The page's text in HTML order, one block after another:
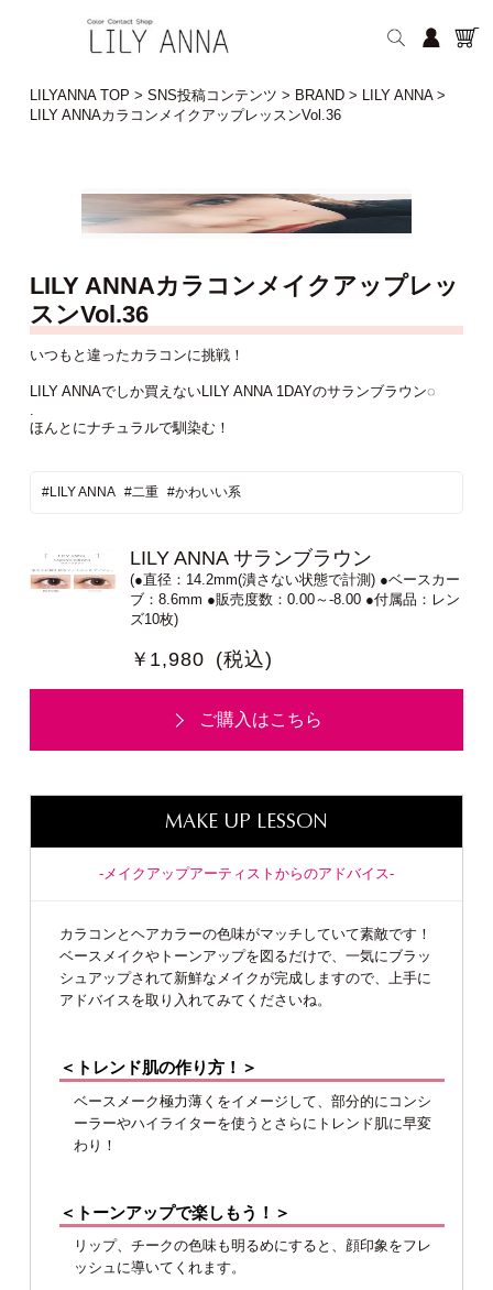
LILYANNA TOP > SNS投稿コンテンツ > BRAND> LILY ANNA>
LILY ANNAカラコンメイクアップレッスンVol.36
LILY ANNAカラコンメイクアップレッ
スンVol.36
いつもと違ったカラコンに挑戦！
LILY ANNAでしか買えないLILY ANNA 1DAYのサランブラウン◌
.
ほんとにナチュラルで馴染む！
#LILY ANNA #二重 #かわいい系
LILY ANNA サランブラウン
(●直径：14.2mm(潰さない状態で計測) ●ベースカー
ブ：8.6mm ●販売度数：0.00～-8.00 ●付属品：レン
ズ10枚)
￥1,980 (税込)
ご購入はこちら
MAKE UP LESSON
-メイクアップアーティストからのアドバイス-
カラコンとヘアカラーの色味がマッチしていて素敵です！
ベースメイクやトーンアップを図るだけで、一気にブラッ
シュアップされて新鮮なメイクが完成しますので、上手に
アドバイスを取り入れてみてくださいね。
＜トレンド肌の作り方！＞
ベースメーク極力薄くをイメージして、部分的にコンシ
ーラーやハイライターを使うとさらにトレンド肌に早変
わり！
＜トーンアップで楽しもう！＞
リップ、チークの色味も明るめにすると、顔印象をフレ
ッシュに導いてくれます。